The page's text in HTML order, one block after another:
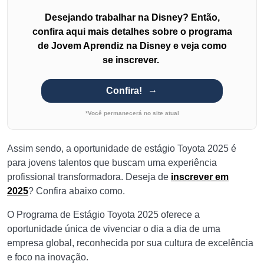
Desejando trabalhar na Disney? Então,
confira aqui mais detalhes sobre o programa
de Jovem Aprendiz na Disney e veja como
se inscrever.
Confira!
*Você permanecerá no site atual
Assim sendo, a oportunidade de estágio Toyota 2025 é
para jovens talentos que buscam uma experiência
profissional transformadora. Deseja de inscrever em
2025? Confira abaixo como.
O Programa de Estágio Toyota 2025 oferece a
oportunidade única de vivenciar o dia a dia de uma
empresa global, reconhecida por sua cultura de excelência
e foco na inovação.